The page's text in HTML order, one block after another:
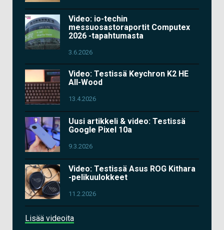
Video: io-techin
messuosastoraportit Computex
2026 -tapahtumasta
3.6.2026
Video: Testissä Keychron K2 HE
All-Wood
13.4.2026
Uusi artikkeli & video: Testissä
Google Pixel 10a
9.3.2026
Video: Testissä Asus ROG Kithara
-pelikuulokkeet
11.2.2026
Lisää videoita